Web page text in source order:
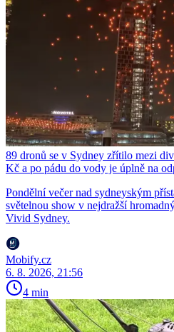
89 dronů se v Sydney zřítilo mezi
Kč a po pádu do vody je úplně na
Pondělní večer nad sydneyským
světelnou show v nejdražší
Vivid Sydney.
Mobify.cz
6. 8. 2026, 21:56
4 min